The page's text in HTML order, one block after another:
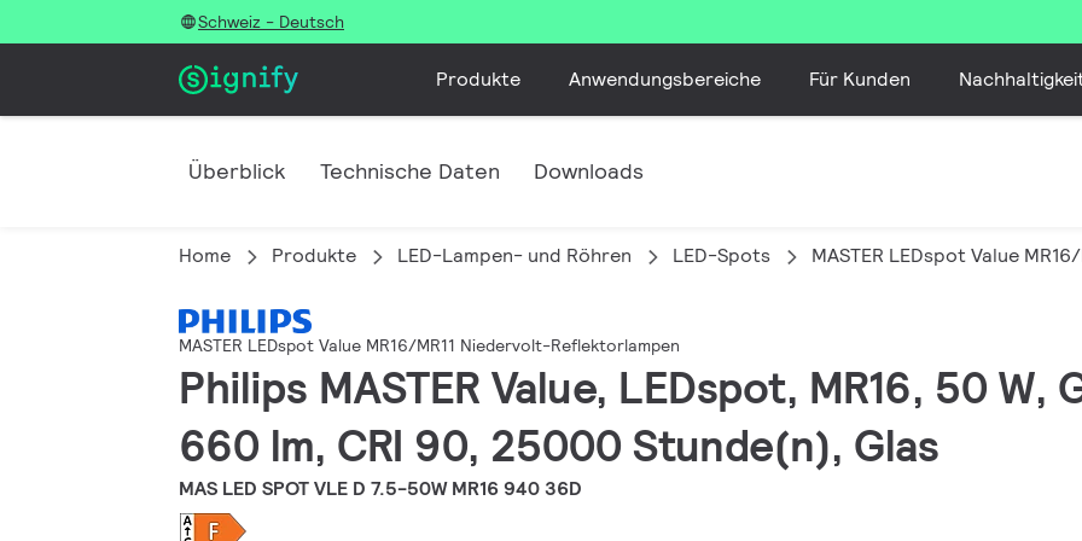
Schweiz - Deutsch
Produkte Anwendungsbereiche Für Kunden
Überblick Technische Daten Downloads
Home Produkte LED-Lampen- und Röhren LED-Spots MASTER LEDspot Value
MASTER LEDspot Value MR16/MR11 Niedervolt-Reflektorlampen
Philips MASTER Value, LEDspot, MR16, 50 W,
660 lm, CRI 90, 25000 Stunde(n), Glas
MAS LED SPOT VLE D 7.5-50W MR16 940 36D